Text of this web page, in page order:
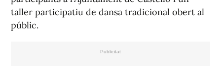
taller participatiu de dansa tradicional obert al
públic.